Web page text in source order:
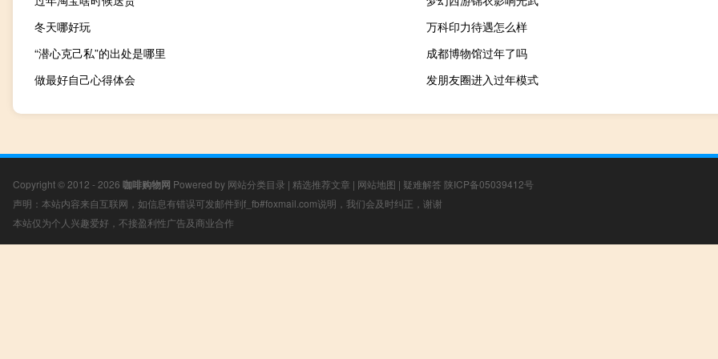
冬天哪好玩
万科印力待遇怎么样
“潜心克己私”的出处是哪里
成都博物馆过年了吗
做最好自己心得体会
发朋友圈进入过年模式
Copyright © 2012 - 2026 咖啡购物网 Powered by 网站分类目录 | 精选推荐文章 | 网站地图 | 疑难解答 陕ICP备05039412号
声明：本站内容来自互联网，如信息有错误可发邮件到f_fb#foxmail.com说明，我们会及时纠正，谢谢
本站仅为个人兴趣爱好，不接盈利性广告及商业合作